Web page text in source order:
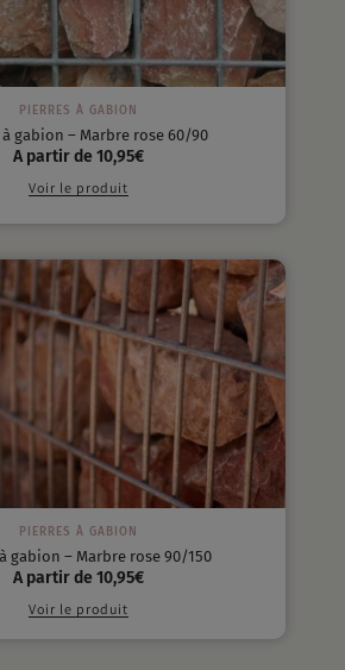
PIERRES À GABION
à gabion – Marbre rose 60/90
A partir de 10,95€
Voir le produit
PIERRES À GABION
gabion – Marbre rose 90/150
A partir de 10,95€
Voir le produit